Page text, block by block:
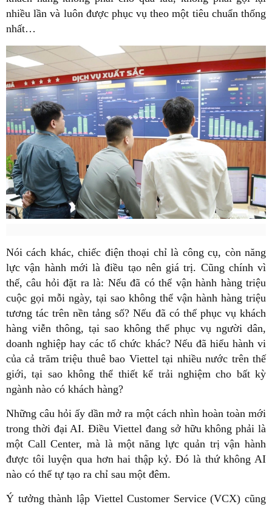
nhiều lần và luôn được phục vụ theo một tiêu chuẩn thống
nhất…
Nói cách khác, chiếc điện thoại chỉ là công cụ, còn năng
lực vận hành mới là điều tạo nên giá trị. Cũng chính vì
thế, câu hỏi đặt ra là: Nếu đã có thể vận hành hàng triệu
cuộc gọi mỗi ngày, tại sao không thể vận hành hàng triệu
tương tác trên nền tảng số? Nếu đã có thể phục vụ khách
hàng viễn thông, tại sao không thể phục vụ người dân,
doanh nghiệp hay các tổ chức khác? Nếu đã hiểu hành vi
của cả trăm triệu thuê bao Viettel tại nhiều nước trên thế
giới, tại sao không thể thiết kế trải nghiệm cho bất kỳ
ngành nào có khách hàng?
Những câu hỏi ấy dần mở ra một cách nhìn hoàn toàn mới
trong thời đại AI. Điều Viettel đang sở hữu không phải là
một Call Center, mà là một năng lực quản trị vận hành
được tôi luyện qua hơn hai thập kỷ. Đó là thứ không AI
nào có thể tự tạo ra chỉ sau một đêm.
Ý tưởng thành lập Viettel Customer Service (VCX) cũng